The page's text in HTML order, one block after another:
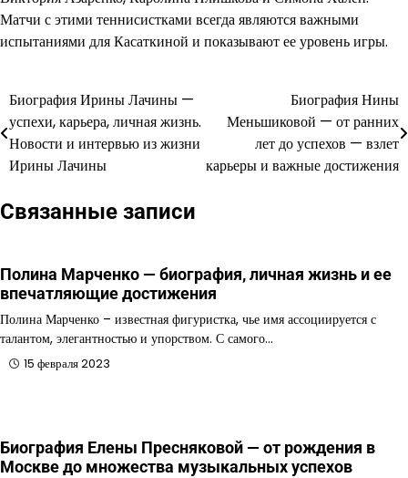
Матчи с этими теннисистками всегда являются важными
испытаниями для Касаткиной и показывают ее уровень игры.
Навигация
по
записям
Биография Ирины Лачины —
успехи, карьера, личная жизнь.
Новости и интервью из жизни
Ирины Лачины
Биография Нины
Меньшиковой — от ранних
лет до успехов — взлет
карьеры и важные достижения
Связанные записи
Полина Марченко — биография, личная жизнь и ее
впечатляющие достижения
Полина Марченко – известная фигуристка, чье имя ассоциируется с
талантом, элегантностью и упорством. С самого…
15 февраля 2023
Биография Елены Пресняковой — от рождения в
Москве до множества музыкальных успехов